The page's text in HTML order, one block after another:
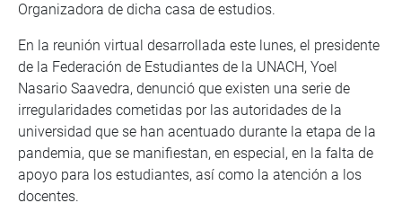
Organizadora de dicha casa de estudios.
En la reunión virtual desarrollada este lunes, el presidente
de la Federación de Estudiantes de la UNACH, Yoel
Nasario Saavedra, denunció que existen una serie de
irregularidades cometidas por las autoridades de la
universidad que se han acentuado durante la etapa de la
pandemia, que se manifiestan, en especial, en la falta de
apoyo para los estudiantes, así como la atención a los
docentes.